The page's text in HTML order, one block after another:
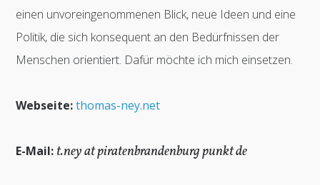
einen unvoreingenommenen Blick, neue Ideen und eine
Politik, die sich konsequent an den Bedürfnissen der
Menschen orientiert. Dafür möchte ich mich einsetzen.
Webseite: thomas-ney.net
E-Mail: t.ney at piratenbrandenburg punkt de